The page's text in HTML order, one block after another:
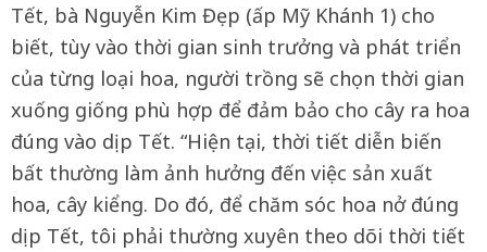
Tết, bà Nguyễn Kim Đẹp (ấp Mỹ Khánh 1) cho
biết, tùy vào thời gian sinh trưởng và phát triển
của từng loại hoa, người trồng sẽ chọn thời gian
xuống giống phù hợp để đảm bảo cho cây ra hoa
đúng vào dịp Tết. “Hiện tại, thời tiết diễn biến
bất thường làm ảnh hưởng đến việc sản xuất
hoa, cây kiểng. Do đó, để chăm sóc hoa nở đúng
dịp Tết, tôi phải thường xuyên theo dõi thời tiết